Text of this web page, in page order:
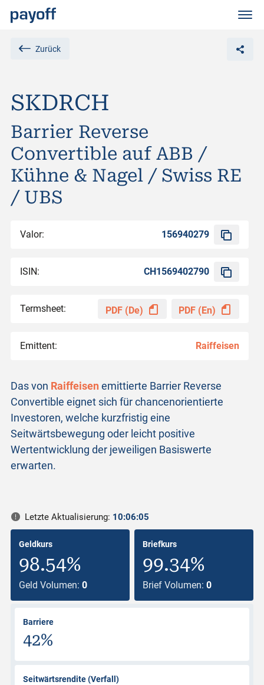
Zurück
SKDRCH
Barrier Reverse
Convertible auf ABB /
Kühne & Nagel / Swiss RE
/ UBS
Valor: 156940279
ISIN: CH1569402790
Termsheet: PDF (De) PDF (En)
Emittent: Raiffeisen
Das von Raiffeisen emittierte Barrier Reverse
Convertible eignet sich für chancenorientierte
Investoren, welche kurzfristig eine
Seitwärtsbewegung oder leicht positive
Wertentwicklung der jeweiligen Basiswerte
erwarten.
Letzte Aktualisierung: 10:06:05
Geldkurs
98.54%
Geld Volumen: 0
Briefkurs
99.34%
Brief Volumen: 0
Barriere
42%
Seitwärtsrendite (Verfall)